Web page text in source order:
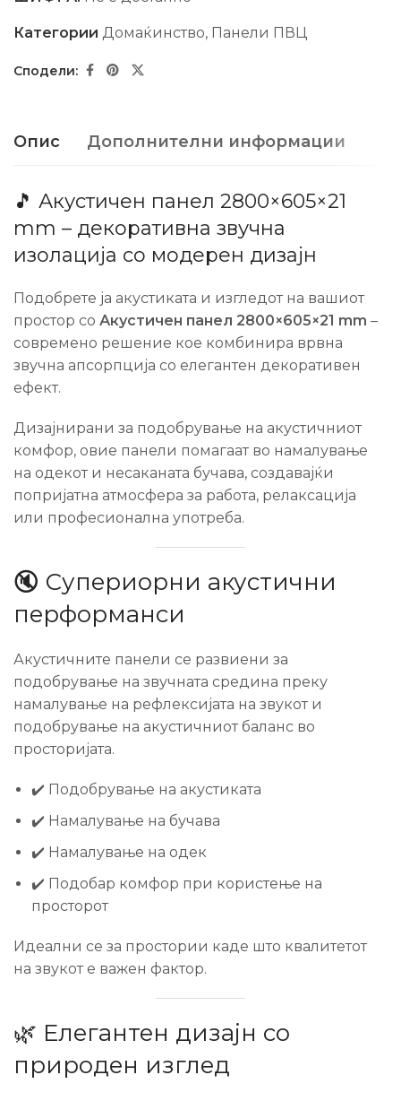
Категории Домаќинство, Панели ПВЦ
Опис Дополнителни информации
🎵 Акустичен панел 2800×605×21
mm – декоративна звучна
изолација со модерен дизајн
Подобрете ја акустиката и изгледот на вашиот
простор со Акустичен панел 2800×605×21 mm –
современо решение кое комбинира врвна
звучна апсорпција со елегантен декоративен
ефект.
Дизајнирани за подобрување на акустичниот
комфор, овие панели помагаат во намалување
на одекот и несаканата бучава, создавајќи
попријатна атмосфера за работа, релаксација
или професионална употреба.
🔇 Супериорни акустични
перформанси
Акустичните панели се развиени за
подобрување на звучната средина преку
намалување на рефлексијата на звукот и
подобрување на акустичниот баланс во
просторијата.
✔️ Подобрување на акустиката
✔️ Намалување на бучава
✔️ Намалување на одек
✔️ Подобар комфор при користење на
просторот
Идеални се за простории каде што квалитетот
на звукот е важен фактор.
🌿 Елегантен дизајн со
природен изглед